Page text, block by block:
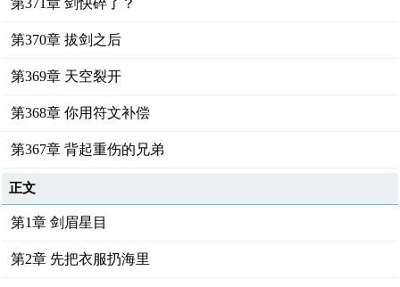
第371章 剑快碎了？
第370章 拔剑之后
第369章 天空裂开
第368章 你用符文补偿
第367章 背起重伤的兄弟
正文
第1章 剑眉星目
第2章 先把衣服扔海里